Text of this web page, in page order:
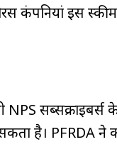
कंपनियां इस
है। PFRDA